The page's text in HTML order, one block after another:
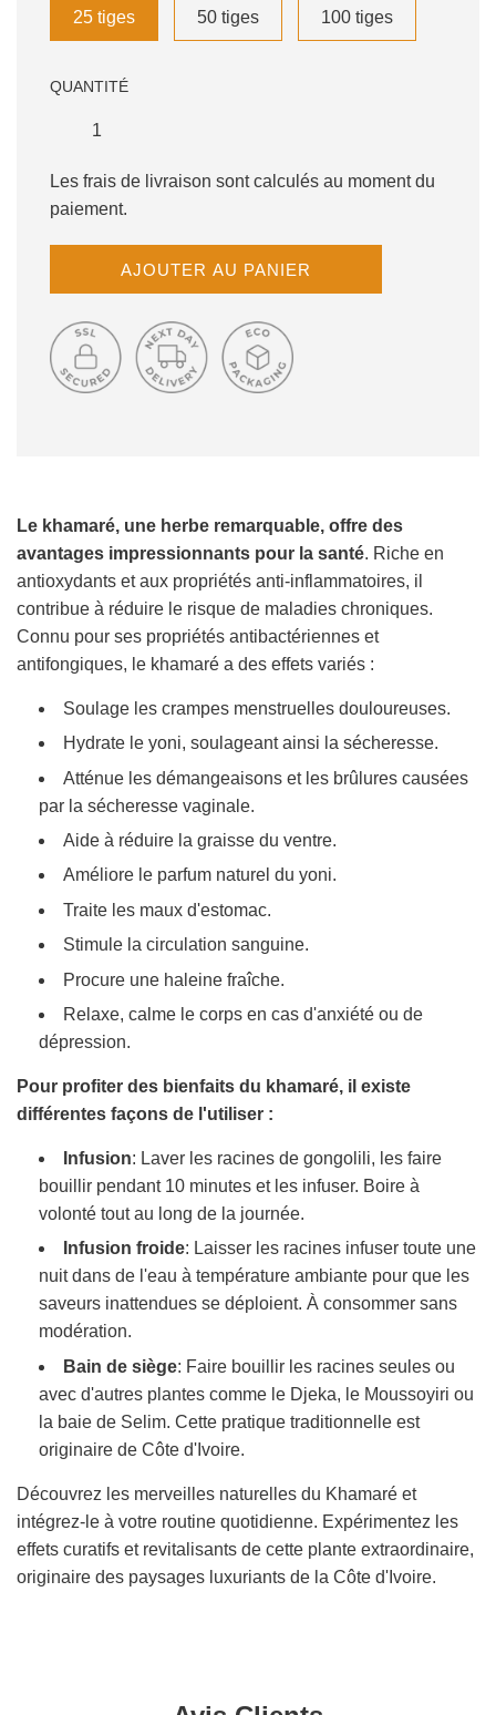
25 tiges 50 tiges 100 tiges
QUANTITÉ
Les frais de livraison sont calculés au moment du
paiement.
C
H
G
N
C
O
R
S
.
.
AJOUTER AU PANIER
Le khamaré, une herbe remarquable, offre des
avantages impressionnants pour la santé. Riche en
antioxydants et aux propriétés anti-inflammatoires, il
contribue à réduire le risque de maladies chroniques.
Connu pour ses propriétés antibactériennes et
antifongiques, le khamaré a des effets variés :
Soulage les crampes menstruelles douloureuses.
Hydrate le yoni, soulageant ainsi la sécheresse.
Atténue les démangeaisons et les brûlures causées
par la sécheresse vaginale.
Aide à réduire la graisse du ventre.
Améliore le parfum naturel du yoni.
Traite les maux d'estomac.
Stimule la circulation sanguine.
Procure une haleine fraîche.
Relaxe, calme le corps en cas d'anxiété ou de
dépression.
Pour profiter des bienfaits du khamaré, il existe
différentes façons de l'utiliser :
Infusion: Laver les racines de gongolili, les faire
bouillir pendant 10 minutes et les infuser. Boire à
volonté tout au long de la journée.
Infusion froide: Laisser les racines infuser toute une
nuit dans de l'eau à température ambiante pour que les
saveurs inattendues se déploient. À consommer sans
modération.
Bain de siège: Faire bouillir les racines seules ou
avec d'autres plantes comme le Djeka, le Moussoyiri ou
la baie de Selim. Cette pratique traditionnelle est
originaire de Côte d'Ivoire.
Découvrez les merveilles naturelles du Khamaré et
intégrez-le à votre routine quotidienne. Expérimentez les
effets curatifs et revitalisants de cette plante extraordinaire,
originaire des paysages luxuriants de la Côte d'Ivoire.